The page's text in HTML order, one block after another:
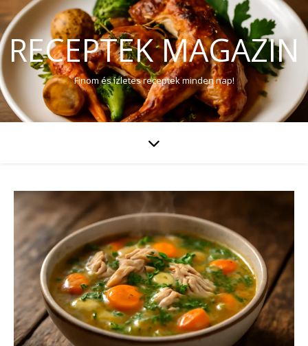
RECEPTEK MAGAZIN
Finom és ízletes receptek minden nap!